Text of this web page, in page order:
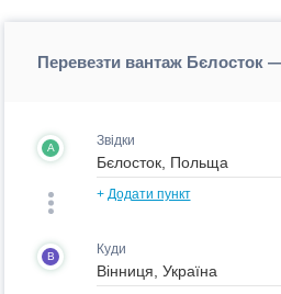
Перевезти вантаж Бєлосток
A Звідки
+ Додати пункт
B Куди